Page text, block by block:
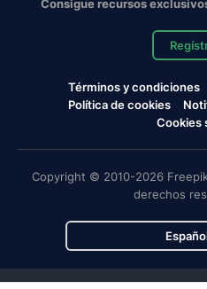
Consigue recursos
Términos y condiciones
Política de cookies
Cookies
Copyright © 2010-2026
derechos